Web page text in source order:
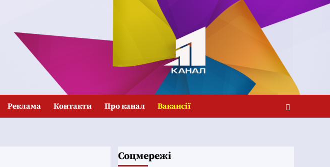
Реклама Контакти Про канал Вакансії
Соцмережі